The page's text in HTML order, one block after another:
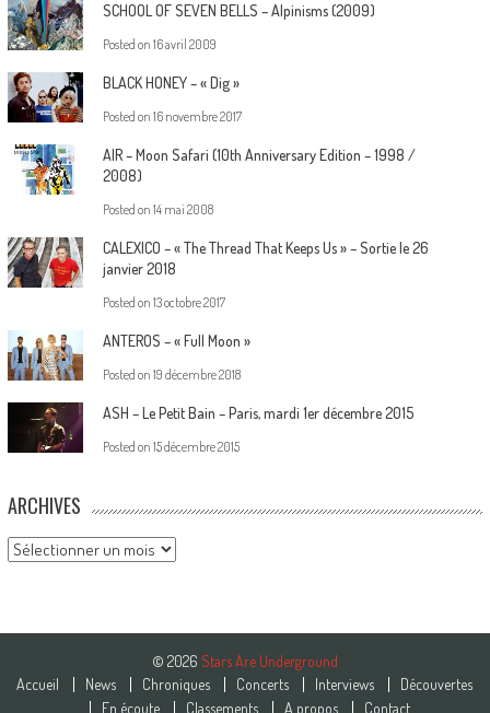
SCHOOL OF SEVEN BELLS – Alpinisms (2009)
Posted on 16 avril 2009
BLACK HONEY – « Dig »
Posted on 16 novembre 2017
AIR – Moon Safari (10th Anniversary Edition – 1998 /
2008)
Posted on 14 mai 2008
CALEXICO – « The Thread That Keeps Us » – Sortie le 26
janvier 2018
Posted on 13 octobre 2017
ANTEROS – « Full Moon »
Posted on 19 décembre 2018
ASH – Le Petit Bain – Paris, mardi 1er décembre 2015
Posted on 15 décembre 2015
ARCHIVES
Archives
© 2026 Stars Are Underground
Accueil
News Chroniques Concerts Interviews
Découvertes
En écoute
Classements A propos Contact